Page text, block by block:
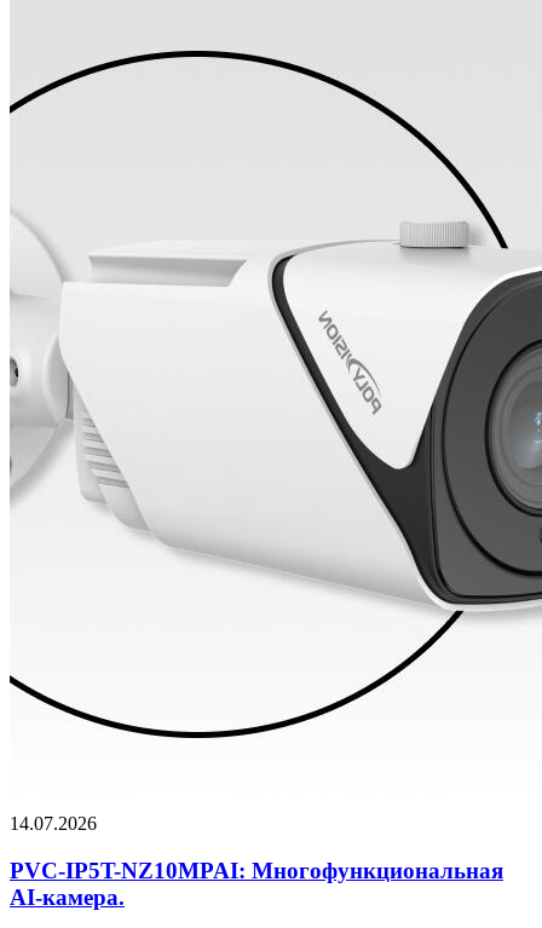
14.07.2026
PVC-IP5T-NZ10MPAI: Многофункциональная
AI-камера.